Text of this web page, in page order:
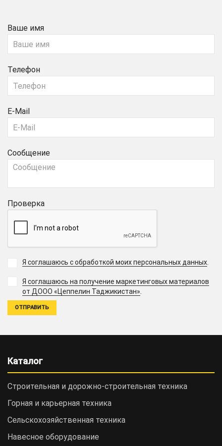
Ваше имя
Телефон
E-Mail
Сообщение
Проверка
Я соглашаюсь с обработкой моих персональных данных.
Я соглашаюсь на получение маркетинговых материалов
от ДООО «Цеппелин Таджикистан».
Каталог
Строительная и дорожно-cтроительная техника
Горная и карьерная техника
Сельскохозяйственная техника
Навесное оборудование